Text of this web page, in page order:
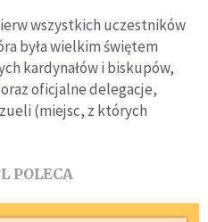
wszystkich uczestników
była wielkim świętem
kardynałów i biskupów,
oficjalne delegacje,
(miejsc, z których
POLECA